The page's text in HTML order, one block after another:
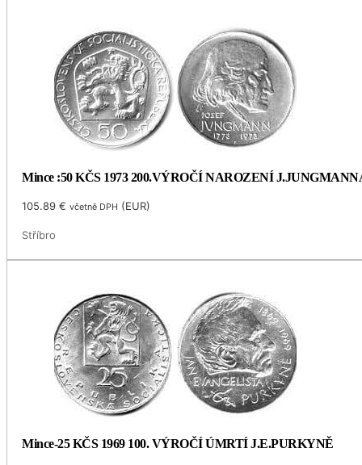
Mince :50 KČS 1973 200.VÝROČÍ NAROZENÍ
105.89€ včetně DPH (EUR)
Stříbro
Mince-25 KČS 1969 100. VÝROČÍ ÚMRTÍ J.E.PURKYNĚ